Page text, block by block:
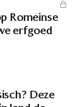
Romeinse
erfgoed
Deze